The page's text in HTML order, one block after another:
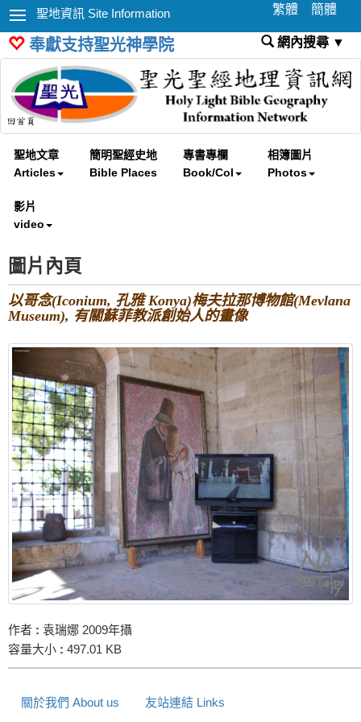
聖地資訊 Site Information 繁體 簡體
奉獻支持聖光神學院 網內搜尋 ▼
聖地文章
Articles
簡明聖經史地
Bible Places
專書專欄
Book/Col
相簿圖片
Photos
影片
video
圖片內頁
以哥念(Iconium, 孔雅 Konya)梅夫拉那博物館(Mevlana
Museum), 有關蘇菲教派創始人的畫像
作者 : 袁瑞娜 2009年攝
容量大小 : 497.01 KB
關於我們 About us 友站連結 Links